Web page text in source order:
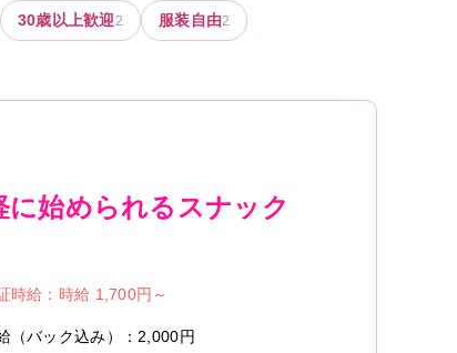
30歳以上歓迎2 服装自由2
に始められるスナック
時給： 時給 1,700円～
（バック込み）： 2,000円